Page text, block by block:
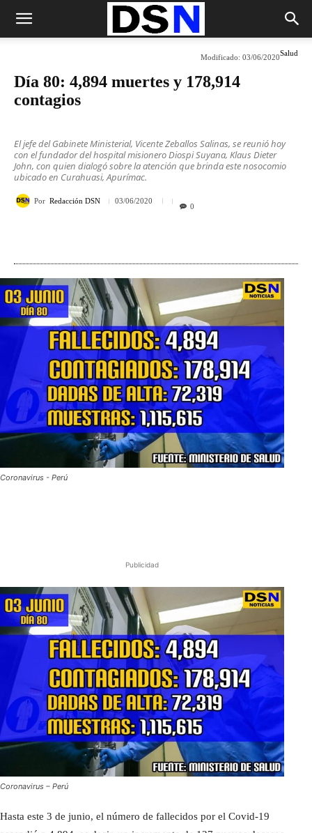
Salud
Modificado: 03/06/2020
Día 80: 4,894 muertes y 178,914
contagios
El jefe del Gabinete Ministerial, Vicente Zeballos Salinas, se reunió hoy
con el fundador del hospital misionero Diospi Suyana, Klaus Dieter
John, con quien dialogó sobre la atención que brinda este nosocomio
ubicado en Curahuasi, Apurímac.
Por Redacción DSN 03/06/2020
0
Coronavirus - Perú
Publicidad
Coronavirus – Perú
Hasta este 3 de junio, el número de fallecidos por el Covid-19